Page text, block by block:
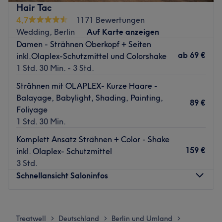
Nächste öffentliche Verkehrsmittel:
In nur fünf Gehminuten erreichst du die Bushaltestelle
Seelingstraße.
Das Team:
durch die Nutzung neuester Methoden ein Auge für den
richtigen Style, der genau zu dir passt. Hier wird Deutsch,
Englisch und Persisch gesprochen.
Atmosphäre: Professionell, aufmerksam, angenehm.
Expertise: Haarschnitte, Colorationen, Haarentfernung,
Augenbrauen- und Wimpernstyling, Nagelpflege.
Extras: Kostenlose Parkplätze, keine Haustiere erlaubt,
Hair Tac
4,7
1171 Bewertungen
Wedding, Berlin
Auf Karte anzeigen
Damen - Strähnen Oberkopf + Seiten
inkl.Olaplex-Schutzmittel und Colorshake
1 Std. 30 Min. - 3 Std.
ab 69 €
Strähnen mit OLAPLEX- Kurze Haare -
Balayage, Babylight, Shading, Painting,
Foliyage
1 Std. 30 Min.
89 €
Komplett Ansatz Strähnen + Color - Shake
inkl. Olaplex- Schutzmittel
3 Std.
159 €
Schnellansicht Saloninfos
Dienstag
10:00 – 19:00
Treatwell > Deutschland > Berlin und Umland >